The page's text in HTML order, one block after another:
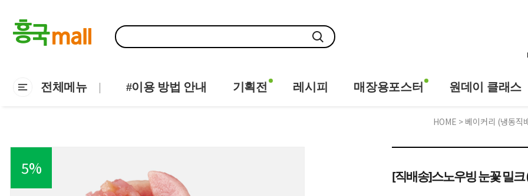
전체메뉴 #이용 방법 안내 기획전 레시피 매장용포스터 원데이 클래스
HOME > 베이커리 (냉동직
5% [직배송]스노우빙 눈꽃 밀크